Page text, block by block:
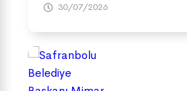
30/07/2026